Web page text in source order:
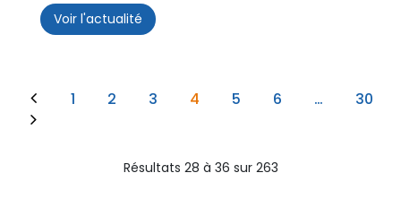
Voir l'actualité 20 septembre : visite guidée du port à
Navigation
pages
Page précédente
Page
1 Page
2 Page
3 Page
4 Page
5 Page
6 … Page
30
Page suivante
Résultats 28 à 36 sur 263